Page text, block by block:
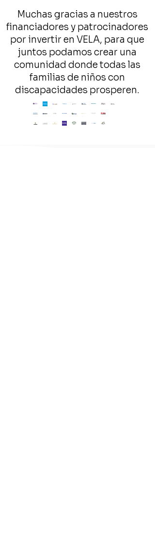
Muchas gracias a nuestros
financiadores y patrocinadores
por invertir en VELA, para que
juntos podamos crear una
comunidad donde todas las
familias de niños con
discapacidades prosperen.